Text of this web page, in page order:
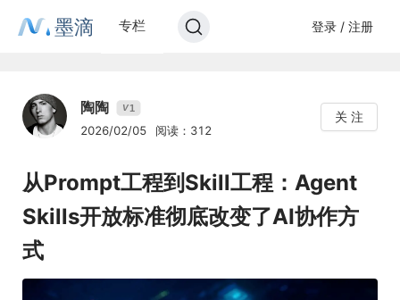
墨滴 专栏 登录 / 注册
陶陶 V1
2026/02/05 阅读：312
关 注
从Prompt工程到Skill工程：Agent
Skills开放标准彻底改变了AI协作方
式